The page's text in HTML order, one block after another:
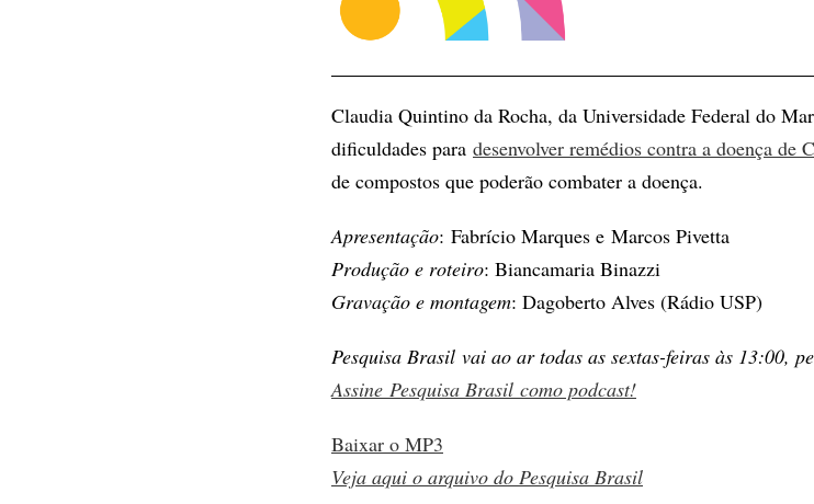
Claudia Quintino da Rocha, da Universidade Federal do
dificuldades para desenvolver remédios contra a doença de
de compostos que poderão combater a doença.
Apresentação: Fabrício Marques e Marcos Pivetta
Produção e roteiro: Biancamaria Binazzi
Gravação e montagem: Dagoberto Alves (Rádio USP)
Pesquisa Brasil vai ao ar todas as sextas-feiras às 13:00,
Assine Pesquisa Brasil como podcast!
Baixar o MP3
Veja aqui o arquivo do Pesquisa Brasil